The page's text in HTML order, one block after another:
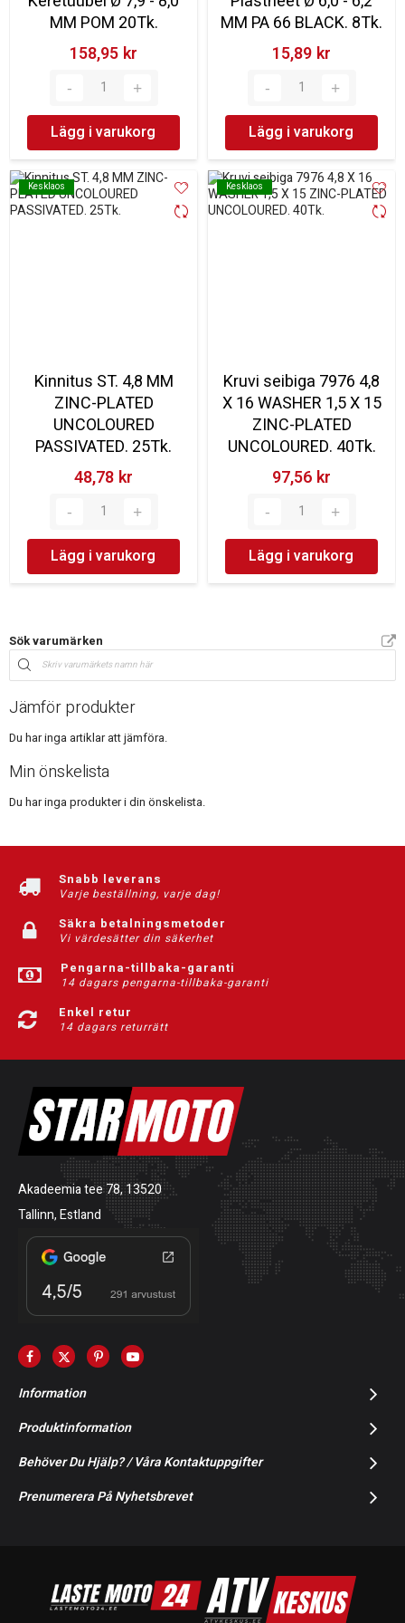
MM POM 20Tk.
158,95 kr‎
Lägg i varukorg
MM PA 66 BLACK. 8Tk.
15,89 kr‎
Lägg i varukorg
Kesklaos
Kesklaos
Kinnitus ST. 4,8 MM
ZINC-PLATED
UNCOLOURED
PASSIVATED. 25Tk.
48,78 kr‎
Lägg i varukorg
Kesklaos
Kesklaos
Kruvi seibiga 7976 4,8
X 16 WASHER 1,5 X 15
ZINC-PLATED
UNCOLOURED. 40Tk.
97,56 kr‎
Lägg i varukorg
Sök varumärken
Jämför produkter
Du har inga artiklar att jämföra.
Min önskelista
Du har inga produkter i din önskelista.
Snabb leverans
Varje beställning, varje dag!
Säkra betalningsmetoder
Vi värdesätter din säkerhet
Pengarna-tillbaka-garanti
14 dagars pengarna-tillbaka-garanti
Enkel retur
14 dagars returrätt
Akadeemia tee 78, 13520
Tallinn, Estland
Information
Produktinformation
Behöver Du Hjälp? / Våra Kontaktuppgifter
Prenumerera På Nyhetsbrevet